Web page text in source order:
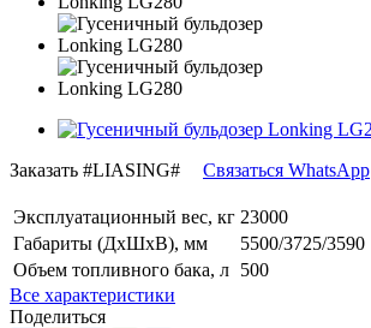
Заказать #LIASING# Связаться WhatsApp
Эксплуатационный вес, кг 23000
Габариты (ДхШхВ), мм
5500/3725/3590
Объем топливного бака, л 500
Все характеристики
Поделиться